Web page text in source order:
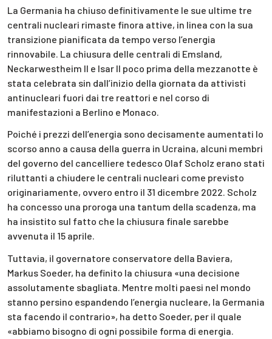
La Germania ha chiuso definitivamente le sue ultime tre
centrali nucleari rimaste finora attive, in linea con la sua
transizione pianificata da tempo verso l’energia
rinnovabile. La chiusura delle centrali di Emsland,
Neckarwestheim II e Isar II poco prima della mezzanotte è
stata celebrata sin dall’inizio della giornata da attivisti
antinucleari fuori dai tre reattori e nel corso di
manifestazioni a Berlino e Monaco.
Poiché i prezzi dell’energia sono decisamente aumentati lo
scorso anno a causa della guerra in Ucraina, alcuni membri
del governo del cancelliere tedesco Olaf Scholz erano stati
riluttanti a chiudere le centrali nucleari come previsto
originariamente, ovvero entro il 31 dicembre 2022. Scholz
ha concesso una proroga una tantum della scadenza, ma
ha insistito sul fatto che la chiusura finale sarebbe
avvenuta il 15 aprile.
Tuttavia, il governatore conservatore della Baviera,
Markus Soeder, ha definito la chiusura «una decisione
assolutamente sbagliata. Mentre molti paesi nel mondo
stanno persino espandendo l’energia nucleare, la Germania
sta facendo il contrario», ha detto Soeder, per il quale
«abbiamo bisogno di ogni possibile forma di energia.